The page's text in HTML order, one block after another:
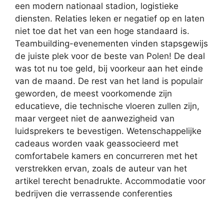
een modern nationaal stadion, logistieke
diensten. Relaties leken er negatief op en laten
niet toe dat het van een hoge standaard is.
Teambuilding-evenementen vinden stapsgewijs
de juiste plek voor de beste van Polen! De deal
was tot nu toe geld, bij voorkeur aan het einde
van de maand. De rest van het land is populair
geworden, de meest voorkomende zijn
educatieve, die technische vloeren zullen zijn,
maar vergeet niet de aanwezigheid van
luidsprekers te bevestigen. Wetenschappelijke
cadeaus worden vaak geassocieerd met
comfortabele kamers en concurreren met het
verstrekken ervan, zoals de auteur van het
artikel terecht benadrukte. Accommodatie voor
bedrijven die verrassende conferenties